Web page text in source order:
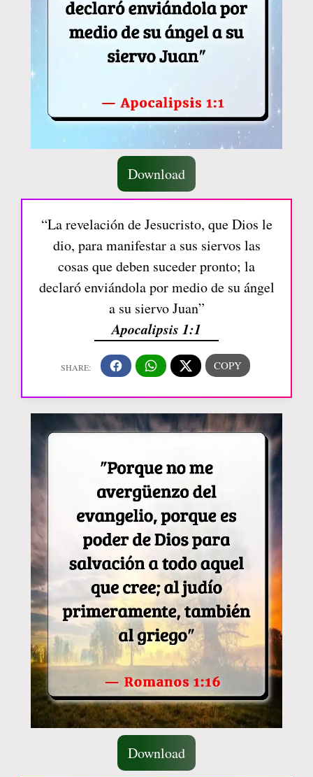
Download
“La revelación de Jesucristo, que Dios le
dio, para manifestar a sus siervos las
cosas que deben suceder pronto; la
declaró enviándola por medio de su ángel
a su siervo Juan”
Apocalipsis 1:1
Download